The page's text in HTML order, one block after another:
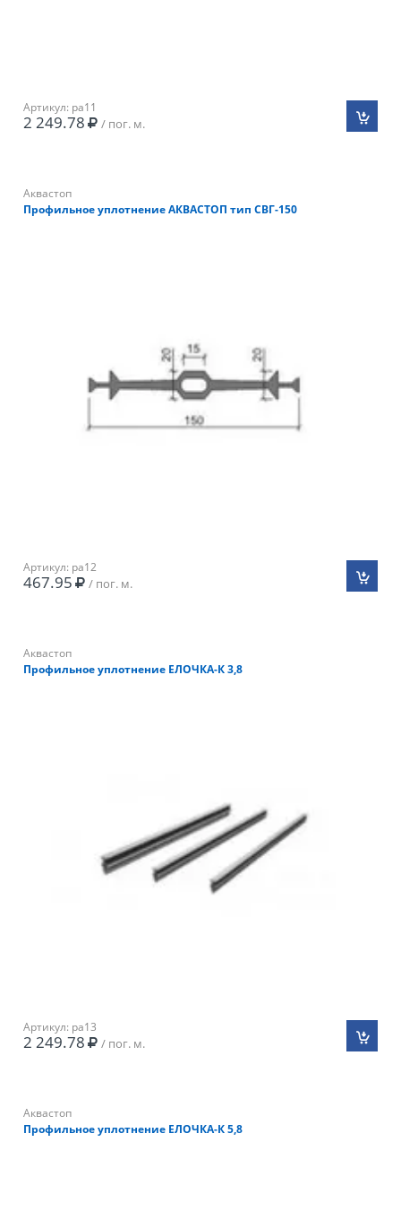
Артикул: pa11
2 249.78 / пог. м.
Аквастоп
Профильное уплотнение АКВАСТОП тип СВГ-150
Артикул: pa12
467.95 / пог. м.
Аквастоп
Профильное уплотнение ЕЛОЧКА-К 3,8
Артикул: pa13
2 249.78 / пог. м.
Аквастоп
Профильное уплотнение ЕЛОЧКА-К 5,8